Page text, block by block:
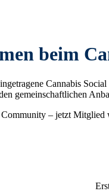
beim
Cannabis
gemeinschaftlichen
Community – jetzt Mitglied